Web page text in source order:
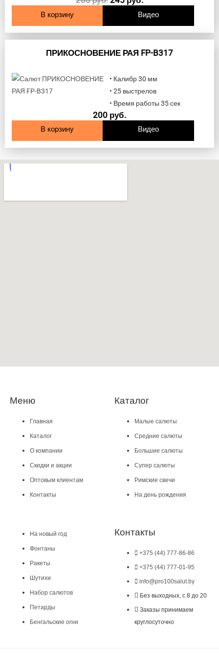
В корзину Видео
ПРИКОСНОВЕНИЕ РАЯ FP-B317
• Калибр 30 мм
• 25 выстрелов
• Время работы 35 сек
200 руб.
В корзину Видео
Меню
Главная
Каталог
О компании
Скидки и акции
Оптовым клиентам
Контакты
Каталог
Малые салюты
Средние салюты
Большие салюты
Супер салюты
Римские свечи
На день рождения
На новый год
Фонтаны
Ракеты
Шутихи
Набор салютов
Петарды
Бенгальские огни
Контакты
+375 (44) 777-86-86
+375 (44) 777-01-95
info@pro100salut.by
Без выходных, с 8 до 20
Заказы принимаем
круглосуточно